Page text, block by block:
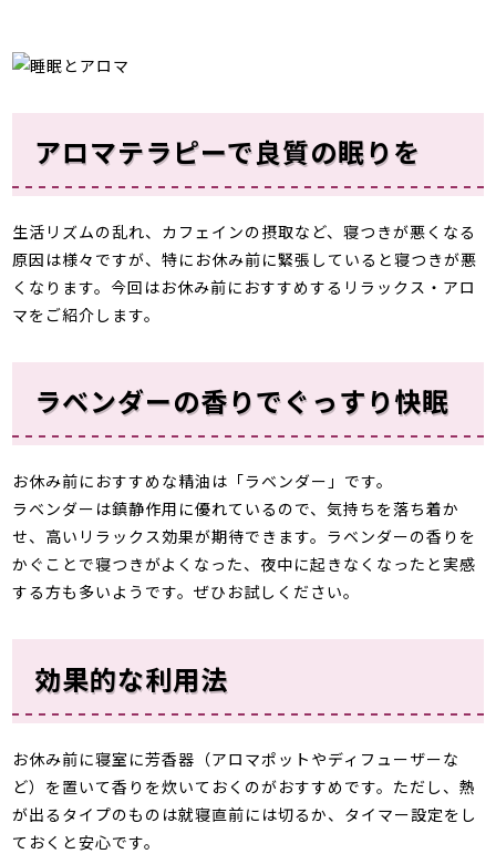
アロマテラピーで良質の眠りを
生活リズムの乱れ、カフェインの摂取など、寝つきが悪くなる
原因は様々ですが、特にお休み前に緊張していると寝つきが悪
くなります。今回はお休み前におすすめするリラックス・アロ
マをご紹介します。
ラベンダーの香りでぐっすり快眠
お休み前におすすめな精油は「ラベンダー」です。
ラベンダーは鎮静作用に優れているので、気持ちを落ち着か
せ、高いリラックス効果が期待できます。ラベンダーの香りを
かぐことで寝つきがよくなった、夜中に起きなくなったと実感
する方も多いようです。ぜひお試しください。
効果的な利用法
お休み前に寝室に芳香器（アロマポットやディフューザーな
ど）を置いて香りを炊いておくのがおすすめです。ただし、熱
が出るタイプのものは就寝直前には切るか、タイマー設定をし
ておくと安心です。